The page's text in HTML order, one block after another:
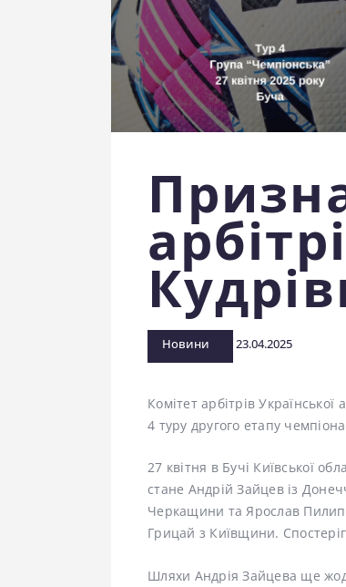
Новини 23.04.2025
Комітет арбітрів
4 туру другого етапу
27 квітня в Бучі Київської
стане Андрій Зайцев із
Черкащини та Ярослав
Грицай з Київщини.
Шляхи Андрія Зайцева ще